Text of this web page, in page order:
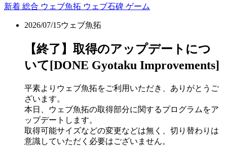
新着 総合 ウェブ魚拓 ウェブ石碑 ゲーム
2026/07/15ウェブ魚拓
【終了】取得のアップデートにつ
いて[DONE Gyotaku Improvements]
平素よりウェブ魚拓をご利用いただき、ありがとうご
ざいます。
本日、ウェブ魚拓の取得部分に関するプログラムをア
ップデートします。
取得可能サイズなどの変更などは無く、切り替わりは
意識していただく必要はございません。